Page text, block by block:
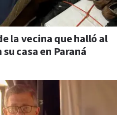
la vecina que halló al
casa en Paraná